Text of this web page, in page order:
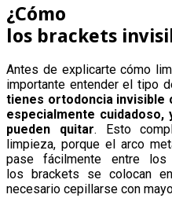
los brackets
Antes de explicarte cómo
importante entender el tipo
tienes ortodoncia invisible
especialmente
pueden quitar. Esto
limpieza, porque el arco
pase fácilmente entre
los brackets se colocan
necesario cepillarse con